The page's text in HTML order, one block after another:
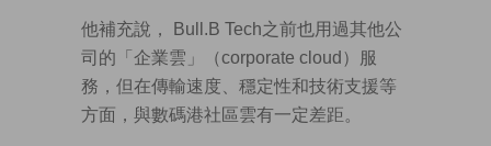
他補充說， Bull.B Tech之前也用過其他公
司的「企業雲」（corporate cloud）服
務，但在傳輸速度、穩定性和技術支援等
方面，與數碼港社區雲有一定差距。